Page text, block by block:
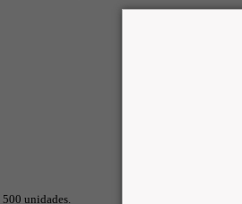
500 unidades.